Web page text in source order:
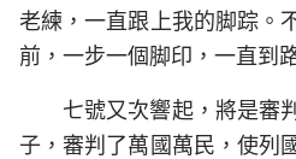
老練，一直跟上我的脚踪。
前，一步一個脚印，一直到
七號又次響起，將是審
子，審判了萬國萬民，使列